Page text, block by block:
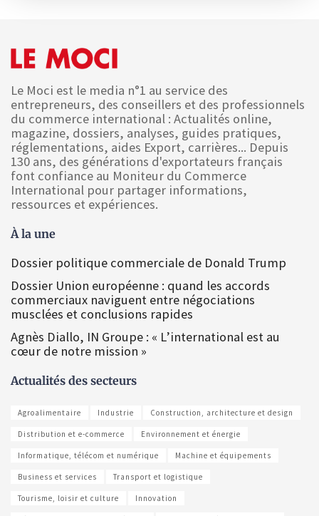
Le Moci est le media n°1 au service des
entrepreneurs, des conseillers et des professionnels
du commerce international : Actualités online,
magazine, dossiers, analyses, guides pratiques,
réglementations, aides Export, carrières... Depuis
130 ans, des générations d'exportateurs français
font confiance au Moniteur du Commerce
International pour partager informations,
ressources et expériences.
À la une
Dossier politique commerciale de Donald Trump
Dossier Union européenne : quand les accords
commerciaux naviguent entre négociations
musclées et conclusions rapides
Agnès Diallo, IN Groupe : « L’international est au
cœur de notre mission »
Actualités des secteurs
Agroalimentaire Industrie Construction, architecture et design
Distribution et e-commerce Environnement et énergie
Informatique, télécom et numérique Machine et équipements
Business et services Transport et logistique
Tourisme, loisir et culture Innovation